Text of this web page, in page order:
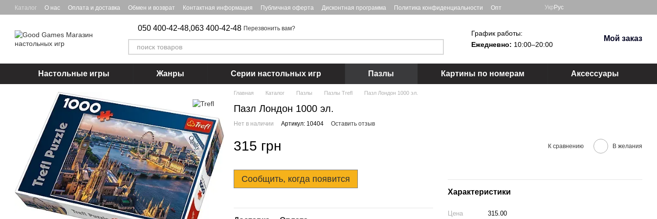
Перейти к основному контенту
Каталог О нас Оплата и доставка Обмен и возврат Контактная информация Публичная оферта Дисконтная программа Политика конфиденциальности Опт Укр Рус
050 400-42-48,063 400-42-48 Перезвонить вам?
График работы:
Ежедневно: 10:00–20:00
Мой заказ
Настольные игры Жанры Серии настольных игр Пазлы Картины по номерам Аксессуары
Главная Каталог Пазлы Пазлы Trefl Пазл Лондон 1000 эл.
Пазл Лондон 1000 эл.
Нет в наличии Артикул: 10404 Оставить отзыв
315 грн К сравнению В желания
Сообщить, когда появится
Характеристики
Цена
315.00